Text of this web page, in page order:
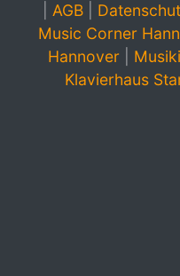
AGB
Music Corner
Hannover
Klavierhaus